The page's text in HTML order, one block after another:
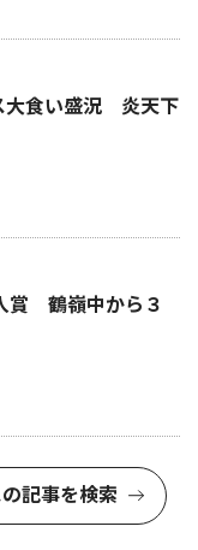
大食い盛況 炎天下
賞 鶴嶺中から３
記事を検索